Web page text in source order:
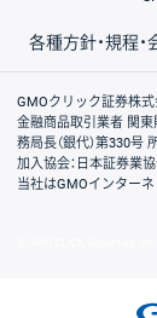
各種方針・規程・
取引規程・約款
サイトマップ
その他のご案
個人情報保護
最良執行方針
サイトのご利
ディスクレイ
信託保全
リスク説明
会社案内
GMOクリック証券株
金融商品取引業者 関東
務局長（銀代）第330号
加入協会：日本証券業
当社はGMOインターネ